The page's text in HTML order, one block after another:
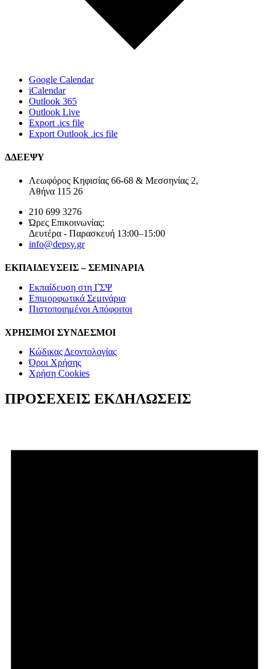
Google Calendar
iCalendar
Outlook 365
Outlook Live
Export .ics file
Export Outlook .ics file
ΔΔΕΕΨΥ
Λεωφόρος Κηφισίας 66-68 & Μεσσηνίας 2,
Αθήνα 115 26
210 699 3276
Ώρες Επικοινωνίας:
Δευτέρα - Παρασκευή 13:00–15:00
info@depsy.gr
ΕΚΠΑΙΔΕΥΣΕΙΣ – ΣΕΜΙΝΑΡΙΑ
Εκπαίδευση στη ΓΣΨ
Επιμορφωτικά Σεμινάρια
Πιστοποιημένοι Απόφοιτοι
ΧΡΗΣΙΜΟΙ ΣΥΝΔΕΣΜΟΙ
Κώδικας Δεοντολογίας
Όροι Χρήσης
Χρήση Cookies
ΠΡΟΣΕΧΕΙΣ ΕΚΔΗΛΩΣΕΙΣ